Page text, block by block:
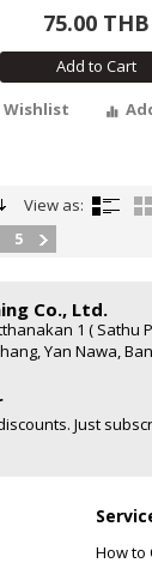
75.00 THB
Add to Cart
View as:
5
Co., Ltd.
1 ( Sathu
Yan Nawa,
Just
How to